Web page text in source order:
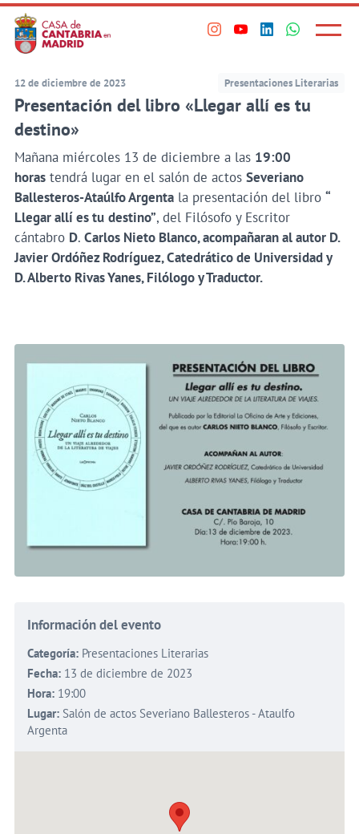
Saltar
al
contenido
principal
Visita
perfil
Instagram
Visita
perfil
Visita
perfil
en
Visita
perfil
en
Principal
Menú
12 de diciembre de 2023 Presentaciones Literarias
Presentación del libro «Llegar allí es tu
destino»
Mañana miércoles 13 de diciembre a las 19:00
horastendrá lugar en el salón de actos Severiano
Ballesteros-Ataúlfo Argentala presentación del libro “
Llegar allí es tu destino”, del Filósofo y Escritor
cántabro D. Carlos Nieto Blanco, acompañaran al autor D.
Javier Ordóñez Rodríguez, Catedrático de Universidad y
D. Alberto Rivas Yanes, Filólogo y Traductor.
Información del evento
Categoría: Presentaciones Literarias
Fecha: 13 de diciembre de 2023
Hora: 19:00
Lugar: Salón de actos Severiano Ballesteros - Ataulfo
Argenta